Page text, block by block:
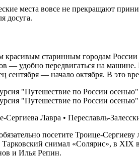
места вовсе не прекращают
досуга.
старинным городам
— удобно передвигаться на
сентября — начало октября. В это
Лавра •
посетите
снимал «Солярис», в XIX
и Илья Репин.